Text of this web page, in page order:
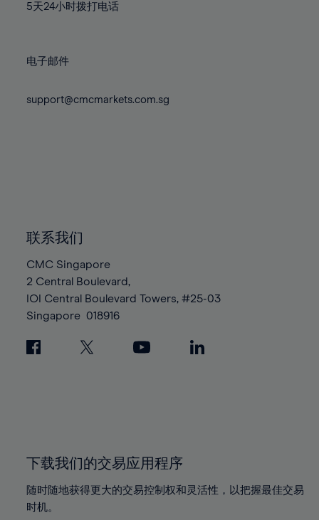
5天24小时拨打电话
电子邮件
support@cmcmarkets.com.sg
联系我们
CMC Singapore
2 Central Boulevard,
IOI Central Boulevard Towers, #25-03
Singapore 018916
下载我们的交易应用程序
随时随地获得更大的交易控制权和灵活性，以把握最佳交易
时机。